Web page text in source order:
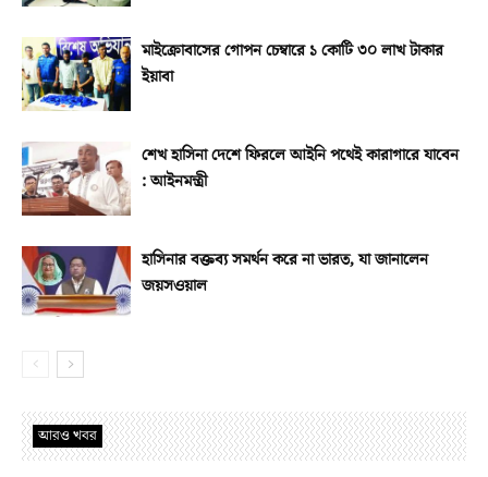
মাইক্রোবাসের গোপন চেম্বারে ১ কোটি ৩০ লাখ টাকার
ইয়াবা
শেখ হাসিনা দেশে ফিরলে আইনি পথেই কারাগারে যাবেন
: আইনমন্ত্রী
হাসিনার বক্তব্য সমর্থন করে না ভারত, যা জানালেন
জয়সওয়াল
আরও খবর